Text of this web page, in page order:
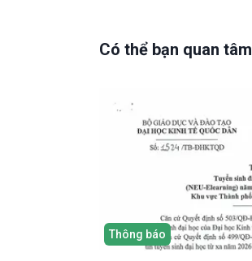
Có thể bạn quan tâm
Thông báo